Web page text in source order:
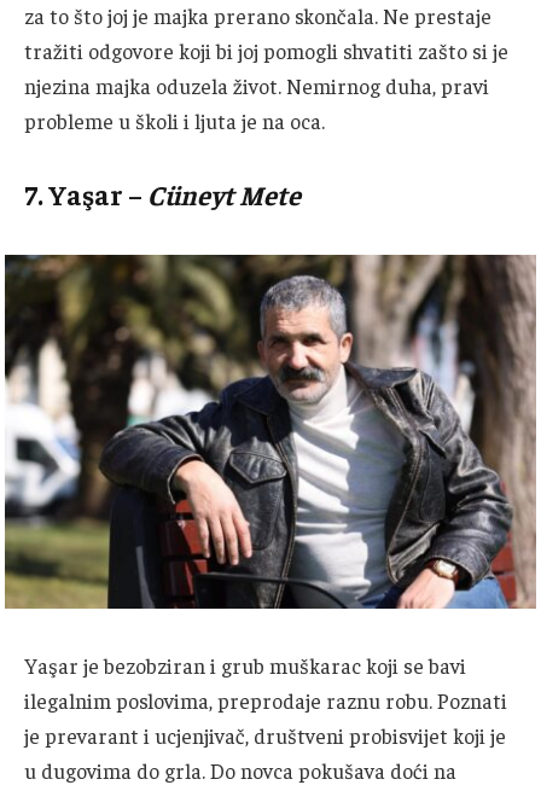
za to što joj je majka prerano skončala. Ne prestaje
tražiti odgovore koji bi joj pomogli shvatiti zašto si je
njezina majka oduzela život. Nemirnog duha, pravi
probleme u školi i ljuta je na oca.
7.Yaşar – Cüneyt Mete
Yaşar je bezobziran i grub muškarac koji se bavi
ilegalnim poslovima, preprodaje raznu robu.Poznati
je prevarant i ucjenjivač, društveni probisvijet koji je
u dugovima do grla.Do novca pokušava doći na